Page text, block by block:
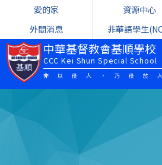
中華基督教會基順學校
CCC Kei Shun Special School
非以役人，乃役於
資源中心
愛的家
非華語學生
外間消息